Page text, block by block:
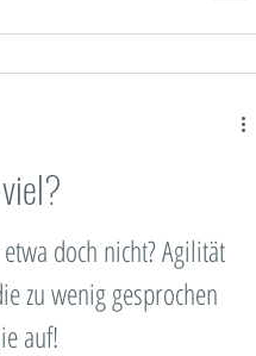
doch nicht? Agilität
zu wenig gesprochen
auf!